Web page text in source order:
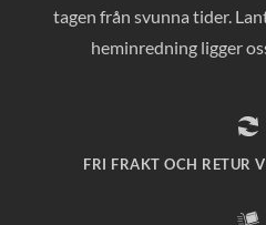
tagen från svunna tider.
heminredning ligger
FRI FRAKT OCH RETUR